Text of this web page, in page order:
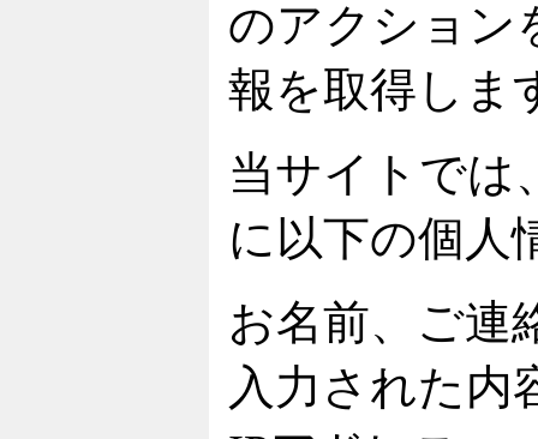
のアクション
報を取得しま
当サイトでは
に以下の個人
お名前、ご連
入力された内